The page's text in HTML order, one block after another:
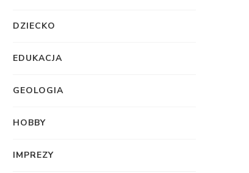
DZIECKO
EDUKACJA
GEOLOGIA
HOBBY
IMPREZY